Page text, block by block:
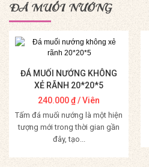
ĐÁ MUỐI NƯỚNG
ĐÁ MUỐI NƯỚNG KHÔNG
XẺ RÃNH 20*20*5
240.000₫/ Viên
Tấm đá muối nướng là một hiện
tượng mới trong thời gian gần
đây, tạo...
Mua Hàng